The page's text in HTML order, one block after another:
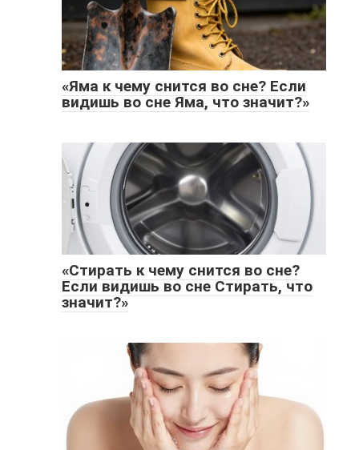
«Яма к чему снится во сне? Если
видишь во сне Яма, что значит?»
«Стирать к чему снится во сне?
Если видишь во сне Стирать, что
значит?»